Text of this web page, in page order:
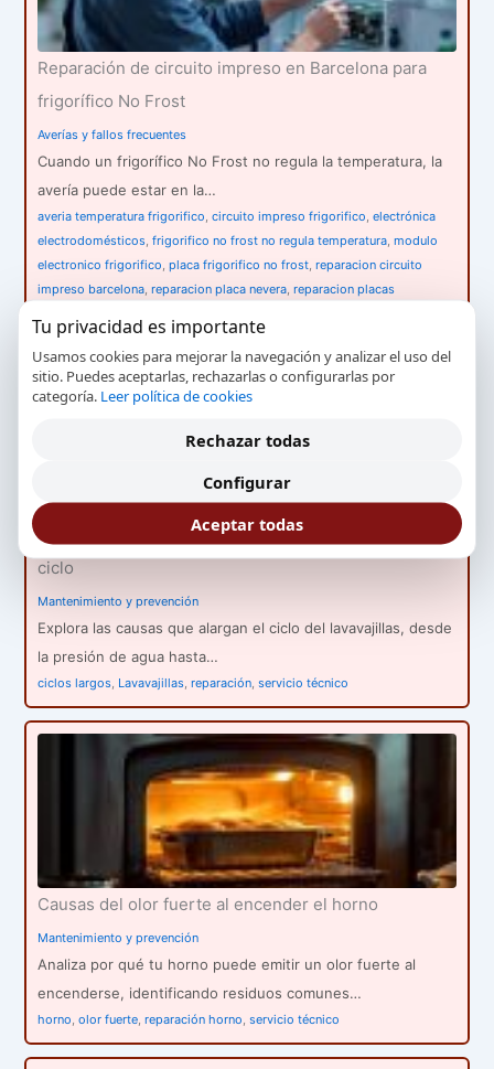
Reparación de circuito impreso en Barcelona para
frigorífico No Frost
Averías y fallos frecuentes
Cuando un frigorífico No Frost no regula la temperatura, la
avería puede estar en la…
averia temperatura frigorifico,circuito impreso frigorifico,electrónica
electrodomésticos,frigorifico no frost no regula temperatura,modulo
electronico frigorifico,placa frigorifico no frost,reparacion circuito
impreso barcelona,reparacion placa nevera,reparacion placas
Razones por las que el lavavajillas tarda más en su
ciclo
Mantenimiento y prevención
Explora las causas que alargan el ciclo del lavavajillas, desde
la presión de agua hasta…
ciclos largos, Lavavajillas,reparación,servicio técnico
Causas del olor fuerte al encender el horno
Mantenimiento y prevención
Analiza por qué tu horno puede emitir un olor fuerte al
encenderse, identificando residuos comunes…
horno,olor fuerte,reparación horno,servicio técnico
Tu privacidad es importante
Usamos cookies para mejorar la navegación y analizar el uso del
sitio. Puedes aceptarlas, rechazarlas o configurarlas por
categoría. Leer política de cookies
Rechazar todas
Configurar
Aceptar todas